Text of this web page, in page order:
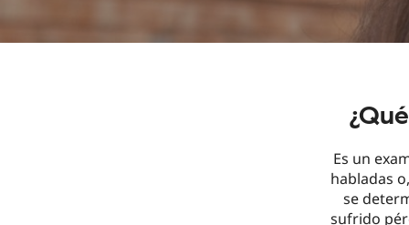
Es un
habladas
se
sufrido